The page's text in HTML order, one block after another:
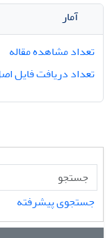
آمار
تعداد مشاهده مقاله
تعداد دریافت فایل
جستجوی پیشرفته